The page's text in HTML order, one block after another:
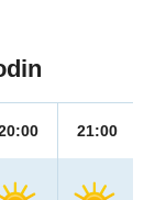
21:00